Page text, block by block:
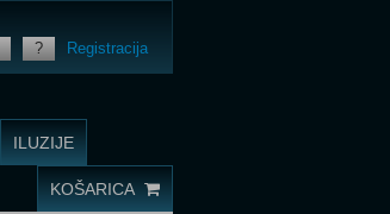
? Registracija
ILUZIJE
KOŠARICA